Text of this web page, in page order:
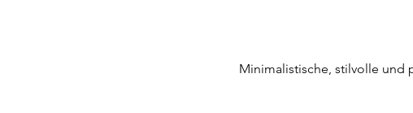
Minimalistische, stilvolle und